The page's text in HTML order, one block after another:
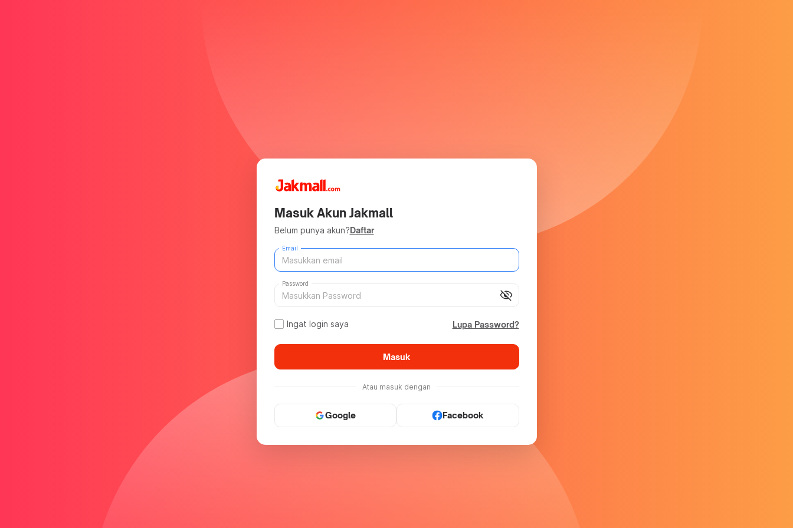
Masuk Akun Jakmall
Belum punya akun?Daftar
Email
visibility_off
Password
Ingat login saya Lupa Password?
Masuk
Atau masuk dengan
Google Facebook